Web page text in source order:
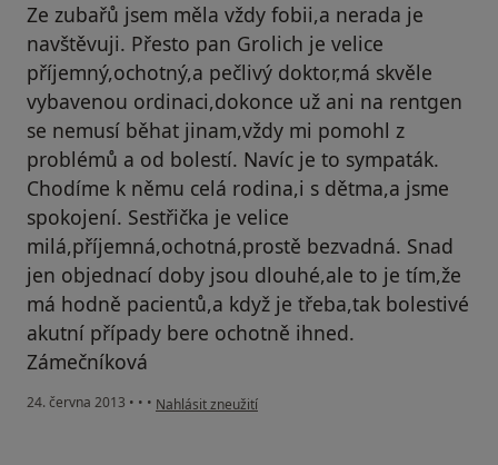
Ze zubařů jsem měla vždy fobii,a nerada je
navštěvuji. Přesto pan Grolich je velice
příjemný,ochotný,a pečlivý doktor,má skvěle
vybavenou ordinaci,dokonce už ani na rentgen
se nemusí běhat jinam,vždy mi pomohl z
problémů a od bolestí. Navíc je to sympaták.
Chodíme k němu celá rodina,i s dětma,a jsme
spokojení. Sestřička je velice
milá,příjemná,ochotná,prostě bezvadná. Snad
jen objednací doby jsou dlouhé,ale to je tím,že
má hodně pacientů,a když je třeba,tak bolestivé
akutní případy bere ochotně ihned.
Zámečníková
24. června 2013 • • • podle názoru uživatele Váš účet byl odstraněn
Nahlásit zneužití